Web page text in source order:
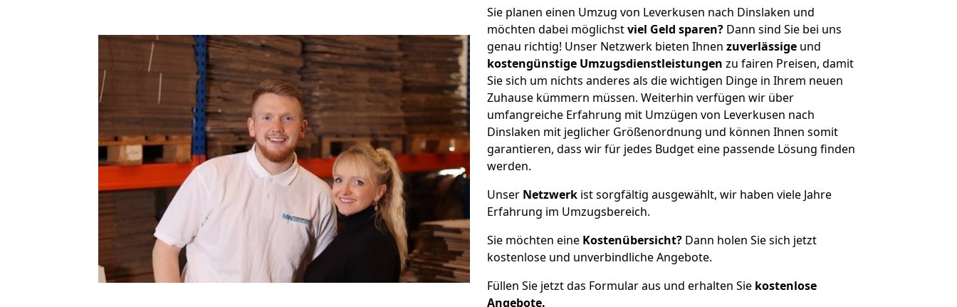
Sie planen einen Umzug von Leverkusen nach Dinslaken und
möchten dabei möglichstviel Geld sparen? Dann sind Sie bei uns
genau richtig! Unser Netzwerk bieten Ihnen zuverlässige und
kostengünstige Umzugsdienstleistungen zu fairen Preisen, damit
Sie sich um nichts anderes als die wichtigen Dinge in Ihrem neuen
Zuhause kümmern müssen. Weiterhin verfügen wir über
umfangreiche Erfahrung mit Umzügen von Leverkusen nach
Dinslaken mit jeglicher Größenordnung und können Ihnen somit
garantieren, dass wir für jedes Budget eine passende Lösung finden
werden.
Unser Netzwerk ist sorgfältig ausgewählt, wir haben viele Jahre
Erfahrung im Umzugsbereich.
Sie möchten eine Kostenübersicht? Dann holen Sie sich jetzt
kostenlose und unverbindliche Angebote.
Füllen Sie jetzt das Formular aus und erhalten Sie kostenlose
Angebote.